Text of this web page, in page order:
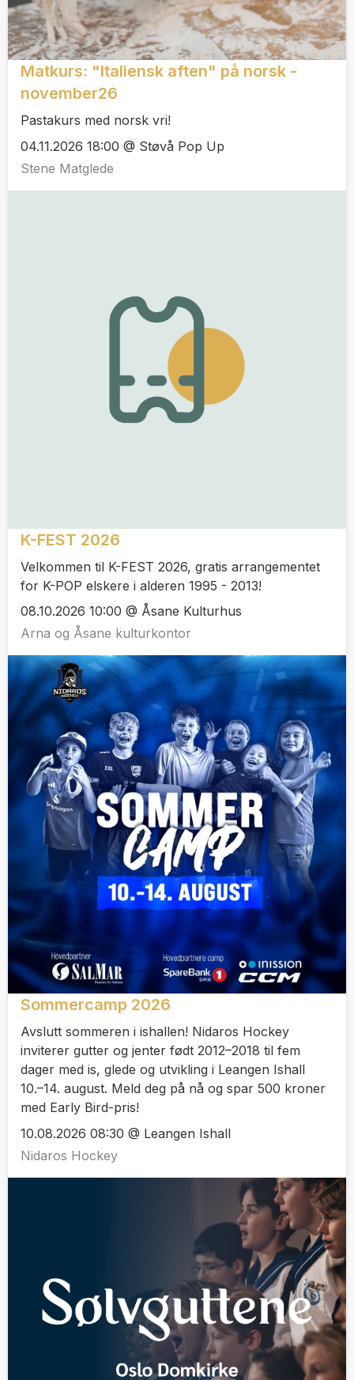
Matkurs: "Italiensk aften" på norsk -
november26
Pastakurs med norsk vri!
04.11.2026 18:00 @ Støvå Pop Up
Stene Matglede
K-FEST 2026
Velkommen til K-FEST 2026, gratis arrangementet
for K-POP elskere i alderen 1995 - 2013!
08.10.2026 10:00 @ Åsane Kulturhus
Arna og Åsane kulturkontor
Sommercamp 2026
Avslutt sommeren i ishallen! Nidaros Hockey
inviterer gutter og jenter født 2012–2018 til fem
dager med is, glede og utvikling i Leangen Ishall
10.–14. august. Meld deg på nå og spar 500 kroner
med Early Bird-pris!
10.08.2026 08:30 @ Leangen Ishall
Nidaros Hockey